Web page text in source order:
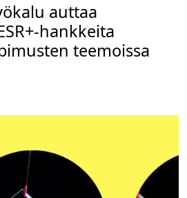
auttaa
hankkeita
teemoissa